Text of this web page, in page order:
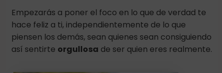
Empezarás a poner el foco en lo que de verdad te
hace feliz a ti, independientemente de lo que
piensen los demás, sean quienes sean consiguiendo
así sentirte orgullosa de ser quien eres realmente.